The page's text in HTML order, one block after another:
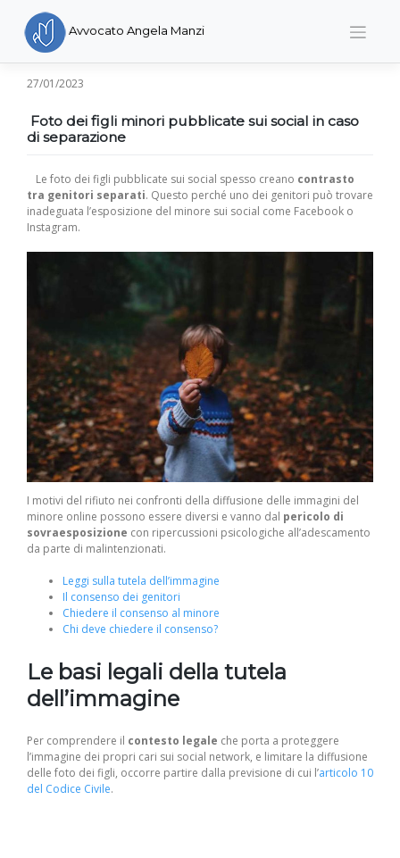
content
Avvocato Angela Manzi
27/01/2023
Foto dei figli minori pubblicate sui social in caso
di separazione
Le foto dei figli pubblicate sui social spesso creano contrasto
tra genitori separati. Questo perché uno dei genitori può trovare
inadeguata l’esposizione del minore sui social come Facebook o
Instagram.
I motivi del rifiuto nei confronti della diffusione delle immagini del
minore online possono essere diversi e vanno dal pericolo di
sovraesposizione con ripercussioni psicologiche all’adescamento
da parte di malintenzionati.
Leggi sulla tutela dell’immagine
Il consenso dei genitori
Chiedere il consenso al minore
Chi deve chiedere il consenso?
Le basi legali della tutela
dell’immagine
Per comprendere il contesto legale che porta a proteggere
l’immagine dei propri cari sui social network, e limitare la diffusione
delle foto dei figli, occorre partire dalla previsione di cui l’articolo 10
del Codice Civile.